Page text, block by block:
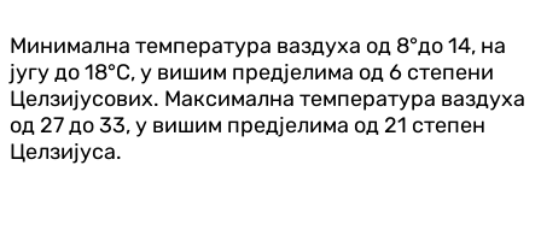
Минимална температура ваздуха од 8°до 14, на
југу до 18°С, у вишим предјелима од 6 степени
Целзијусових. Максимална температура ваздуха
од 27 до 33, у вишим предјелима од 21 степен
Целзијуса.